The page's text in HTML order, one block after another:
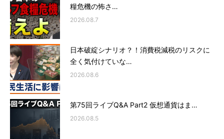
糧危機の怖さ…
2026.08.7
日本破綻シナリオ？！消費税減税のリスクに
全く気付けていな…
2026.08.6
第75回ライブQ&A Part2 仮想通貨はま…
2026.08.5